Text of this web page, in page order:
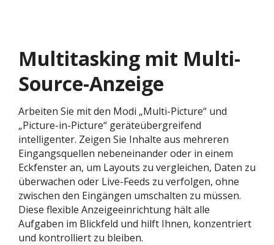
Multitasking mit Multi-
Source-Anzeige
Arbeiten Sie mit den Modi „Multi-Picture“ und
„Picture-in-Picture“ geräteübergreifend
intelligenter. Zeigen Sie Inhalte aus mehreren
Eingangsquellen nebeneinander oder in einem
Eckfenster an, um Layouts zu vergleichen, Daten zu
überwachen oder Live-Feeds zu verfolgen, ohne
zwischen den Eingängen umschalten zu müssen.
Diese flexible Anzeigeeinrichtung hält alle
Aufgaben im Blickfeld und hilft Ihnen, konzentriert
und kontrolliert zu bleiben.